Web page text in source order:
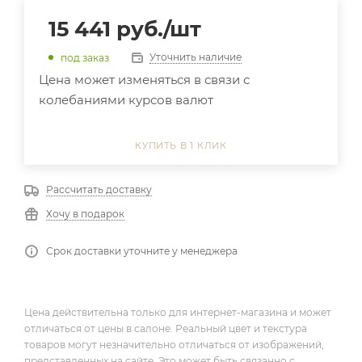
15 441 руб./шт
под заказ Уточнить наличие
Цена может изменяться в связи с
колебаниями курсов валют
КУПИТЬ В 1 КЛИК
Рассчитать доставку
Хочу в подарок
Срок доставки уточните у менеджера
Цена действительна только для интернет-магазина и может
отличаться от цены в салоне. Реальный цвет и текстура
товаров могут незначительно отличаться от изображений,